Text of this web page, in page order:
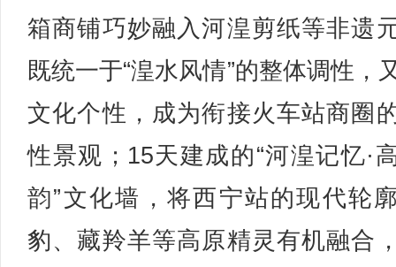
箱商铺巧妙融入河湟剪纸等非遗
既统一于“湟水风情”的整体调性，
文化个性，成为衔接火车站商圈
性景观；15天建成的“河湟记忆·
韵”文化墙，将西宁站的现代轮
豹、藏羚羊等高原精灵有机融合